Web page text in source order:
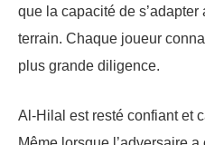
que la capacité de
terrain. Chaque joueur
plus grande diligence.
Al-Hilal est resté confiant et